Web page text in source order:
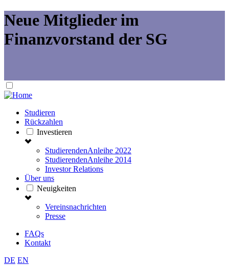
Neue Mitglieder im
Finanzvorstand der SG
Studieren
Rückzahlen
Investieren
StudierendenAnleihe 2022
StudierendenAnleihe 2014
Investor Relations
Über uns
Neuigkeiten
Vereinsnachrichten
Presse
FAQs
Kontakt
DE EN